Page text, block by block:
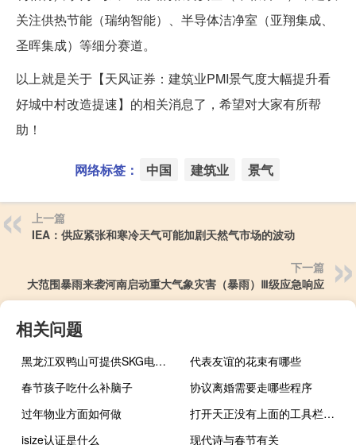
关注供热节能（瑞纳智能）、半导体洁净室（亚翔集成、
圣晖集成）等细分赛道。
以上就是关于【天风证券：建筑业PMI景气度大幅提升看
好城中村改造提速】的相关消息了，希望对大家有所帮
助！
网络标签： 中国 建筑业 景气
上一篇
IEA：供应紧张和寒冷天气可能加剧天然气市场的波动
下一篇
大范围暴雨来袭河南启动重大气象灾害（暴雨）Ⅲ级应急响应
相关问题
黑龙江双鸭山可提供SKG电烤箱维修服务地址在哪
代表友谊的花束有哪些
春节孩子吃什么补脑子
协议离婚需要走哪些程序
过年物业方面如何做
打开天正没有上面的工具栏和命令
isize认证是什么
现代诗与春节有关